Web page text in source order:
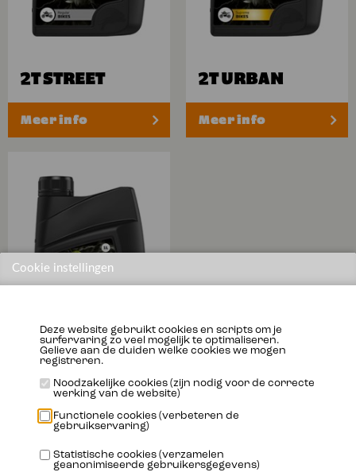
2T STREET
Meer info
2T URBAN
Meer info
OUTBOARD 2T
Meer info
Cookie instellingen
Deze website gebruikt cookies en scripts om je
surfervaring zo veel mogelijk te optimaliseren.
Gelieve aan de duiden welke cookies we mogen
registreren.
Noodzakelijke cookies (zijn nodig voor de correcte
werking van de website)
Functionele cookies (verbeteren de
gebruikservaring)
Statistische cookies (verzamelen
geanonimiseerde gebruikersgegevens)